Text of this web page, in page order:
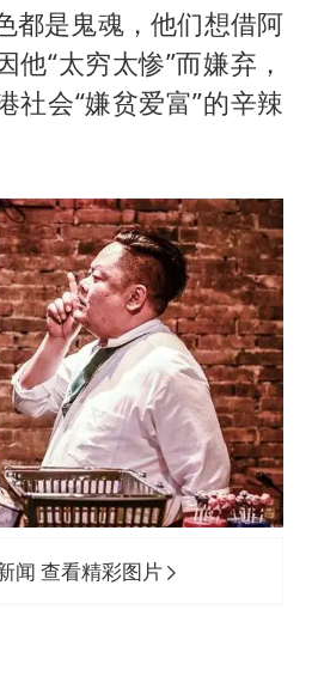
都是鬼魂，他们想借阿
他“太穷太惨”而嫌弃，
社会“嫌贫爱富”的辛辣
闻 查看精彩图片